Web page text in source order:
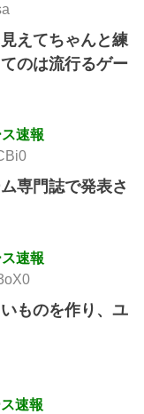
えてちゃんと練
のは流行るゲー
速報
専門誌で発表さ
速報
ものを作り、ユ
速報